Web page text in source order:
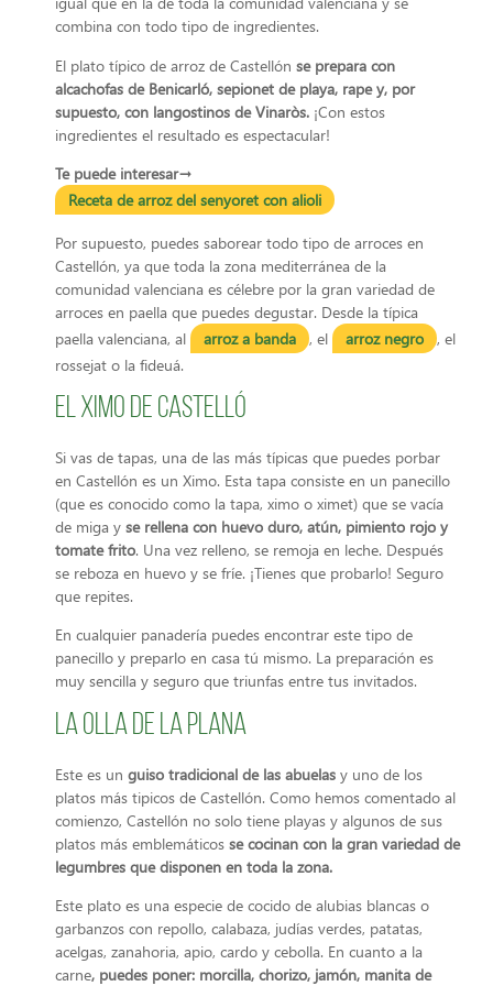
combina con todo tipo de ingredientes.
El plato típico de arroz de Castellón se prepara con
alcachofas de Benicarló, sepionet de playa, rape y, por
supuesto, con langostinos de Vinaròs. ¡Con estos
ingredientes el resultado es espectacular!
Te puede interesar→
Receta de arroz del senyoret con alioli
Por supuesto, puedes saborear todo tipo de arroces en
Castellón, ya que toda la zona mediterránea de la
comunidad valenciana es célebre por la gran variedad de
arroces en paella que puedes degustar. Desde la típica
paella valenciana, al
arroz a banda , el arroz negro
, el
rossejat o la fideuá.
El Ximo de Castelló
Si vas de tapas, una de las más típicas que puedes porbar
en Castellón es un Ximo. Esta tapa consiste en un panecillo
(que es conocido como la tapa, ximo o ximet) que se vacía
de miga y se rellena con huevo duro, atún, pimiento rojo y
tomate frito. Una vez relleno, se remoja en leche. Después
se reboza en huevo y se fríe. ¡Tienes que probarlo! Seguro
que repites.
En cualquier panadería puedes encontrar este tipo de
panecillo y preparlo en casa tú mismo. La preparación es
muy sencilla y seguro que triunfas entre tus invitados.
La olla de la Plana
Este es un guiso tradicional de las abuelas y uno de los
platos más tipicos de Castellón. Como hemos comentado al
comienzo, Castellón no solo tiene playas y algunos de sus
platos más emblemáticos se cocinan con la gran variedad de
legumbres que disponen en toda la zona.
Este plato es una especie de cocido de alubias blancas o
garbanzos con repollo, calabaza, judías verdes, patatas,
acelgas, zanahoria, apio, cardo y cebolla. En cuanto a la
carne, puedes poner: morcilla, chorizo, jamón, manita de